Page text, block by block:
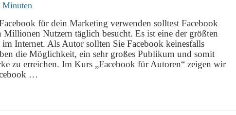
Minuten
für dein Marketing verwenden solltest Facebook
Nutzern täglich besucht. Es ist eine der größten
Internet. Als Autor sollten Sie Facebook keinesfalls
die Möglichkeit, ein sehr großes Publikum und somit
zu erreichen. Im Kurs „Facebook für Autoren“ zeigen wir
…